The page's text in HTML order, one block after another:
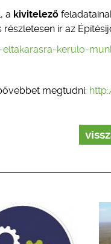
a kivitelező
ír az
kerulo-
megtudni: